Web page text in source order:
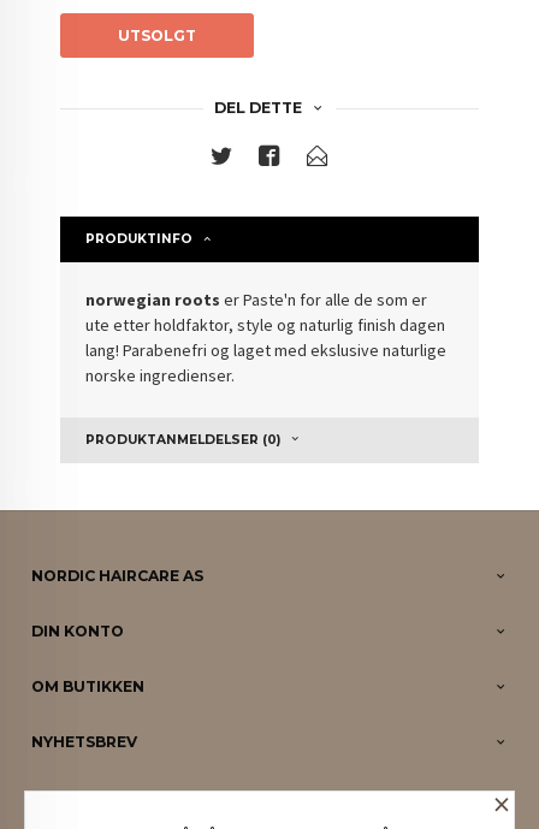
UTSOLGT
DEL DETTE
PRODUKTINFO
norwegian roots er Paste'n for alle de som er
ute etter holdfaktor, style og naturlig finish dagen
lang! Parabenefri og laget med ekslusive naturlige
norske ingredienser.
PRODUKTANMELDELSER (0)
NORDIC HAIRCARE AS
DIN KONTO
OM BUTIKKEN
NYHETSBREV
PARTNERE ×